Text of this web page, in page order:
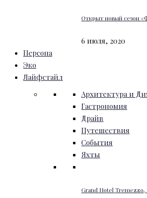
Открыт новый сезон
6 июля, 2020
Персона
Эко
Лайфстайл
Архитектура и
Гастрономия
Драйв
Путешествия
События
Яхты
Grand Hotel Tremezzo,